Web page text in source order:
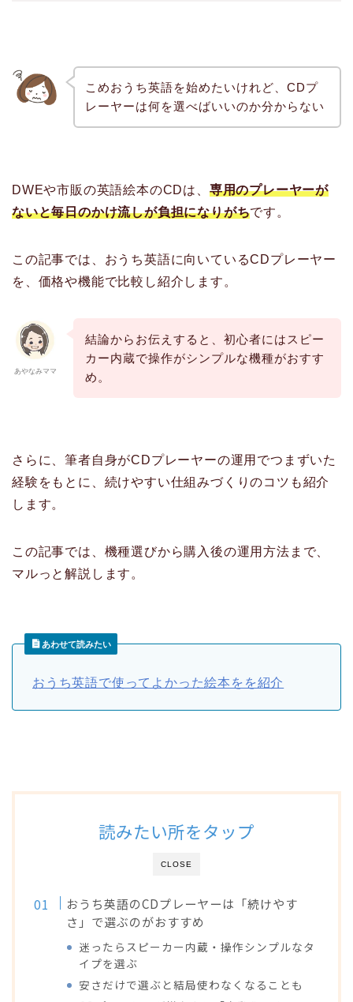
こめおうち英語を始めたいけれど、CDプ
レーヤーは何を選べばいいのか分からない
DWEや市販の英語絵本のCDは、 専用のプレーヤーが
ないと毎日のかけ流しが負担になりがちです。
この記事では、おうち英語に向いているCDプレーヤー
を、価格や機能で比較し紹介します。
あやなみママ
結論からお伝えすると、初心者にはスピー
カー内蔵で操作がシンプルな機種がおすす
め。
さらに、筆者自身がCDプレーヤーの運用でつまずいた
経験をもとに、続けやすい仕組みづくりのコツも紹介
します。
この記事では、機種選びから購入後の運用方法まで、
マルっと解説します。
あわせて読みたい
おうち英語で使ってよかった絵本をを紹介
CLOSE
読みたい所をタップ
おうち英語のCDプレーヤーは「続けやす
さ」で選ぶのがおすすめ
迷ったらスピーカー内蔵・操作シンプルなタ
イプを選ぶ
安さだけで選ぶと結局使わなくなることも